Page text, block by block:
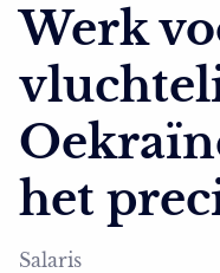
Werk
het
Salaris